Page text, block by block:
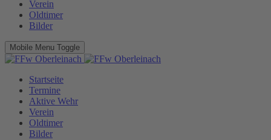
Verein
Oldtimer
Bilder
Mobile Menu Toggle
Startseite
Termine
Aktive Wehr
Verein
Oldtimer
Bilder